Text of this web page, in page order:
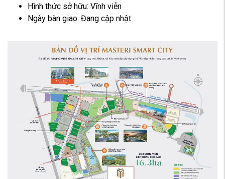
Hình thức sở hữu: Vĩnh viễn
Ngày bàn giao: Đang cập nhật